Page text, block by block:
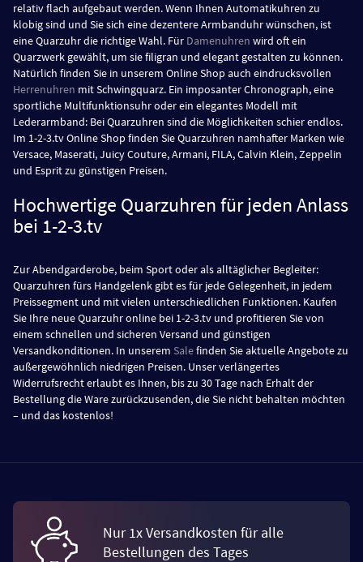
relativ flach aufgebaut werden. Wenn Ihnen Automatikuhren zu
klobig sind und Sie sich eine dezentere Armbanduhr wünschen, ist
eine Quarzuhr die richtige Wahl. Für Damenuhren wird oft ein
Quarzwerk gewählt, um sie filigran und elegant gestalten zu können.
Natürlich finden Sie in unserem Online Shop auch eindrucksvollen
Herrenuhren mit Schwingquarz. Ein imposanter Chronograph, eine
sportliche Multifunktionsuhr oder ein elegantes Modell mit
Lederarmband: Bei Quarzuhren sind die Möglichkeiten schier endlos.
Im 1-2-3.tv Online Shop finden Sie Quarzuhren namhafter Marken wie
Versace, Maserati, Juicy Couture, Armani, FILA, Calvin Klein, Zeppelin
und Esprit zu günstigen Preisen.
Hochwertige Quarzuhren für jeden Anlass
bei 1-2-3.tv
Zur Abendgarderobe, beim Sport oder als alltäglicher Begleiter:
Quarzuhren fürs Handgelenk gibt es für jede Gelegenheit, in jedem
Preissegment und mit vielen unterschiedlichen Funktionen. Kaufen
Sie Ihre neue Quarzuhr online bei 1-2-3.tv und profitieren Sie von
einem schnellen und sicheren Versand und günstigen
Versandkonditionen. In unserem Salefinden Sie aktuelle Angebote zu
außergewöhnlich niedrigen Preisen. Unser verlängertes
Widerrufsrecht erlaubt es Ihnen, bis zu 30 Tage nach Erhalt der
Bestellung die Ware zurückzusenden, die Sie nicht behalten möchten
– und das kostenlos!
Nur 1x Versandkosten für alle
Bestellungen des Tages